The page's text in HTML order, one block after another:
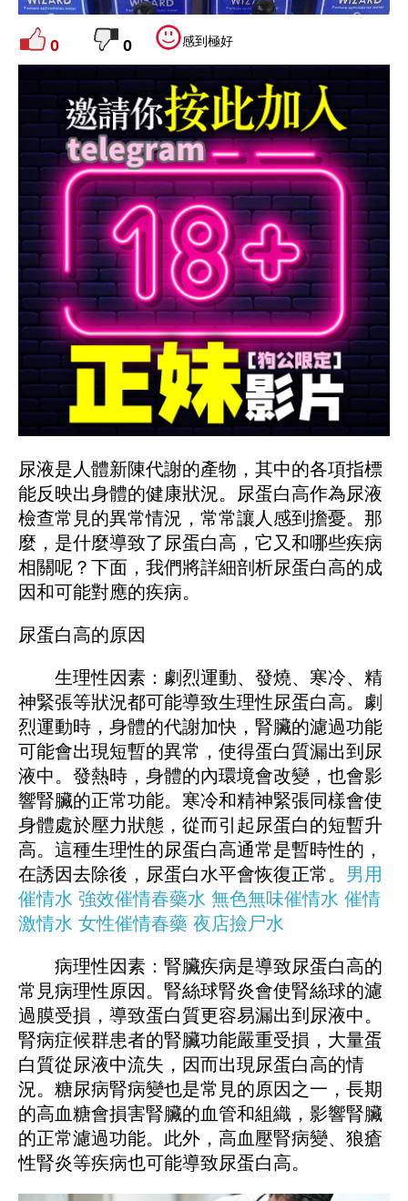
0 0 感到極好
尿液是人體新陳代謝的產物，其中的各項指標
能反映出身體的健康狀況。尿蛋白高作為尿液
檢查常見的異常情況，常常讓人感到擔憂。那
麼，是什麼導致了尿蛋白高，它又和哪些疾病
相關呢？下面，我們將詳細剖析尿蛋白高的成
因和可能對應的疾病。
尿蛋白高的原因
生理性因素：劇烈運動、發燒、寒冷、精
神緊張等狀況都可能導致生理性尿蛋白高。劇
烈運動時，身體的代謝加快，腎臟的濾過功能
可能會出現短暫的異常，使得蛋白質漏出到尿
液中。發熱時，身體的內環境會改變，也會影
響腎臟的正常功能。寒冷和精神緊張同樣會使
身體處於壓力狀態，從而引起尿蛋白的短暫升
高。這種生理性的尿蛋白高通常是暫時性的，
在誘因去除後，尿蛋白水平會恢復正常。 男用
催情水 強效催情春藥水 無色無味催情水 催情
激情水 女性催情春藥 夜店撿尸水
病理性因素：腎臟疾病是導致尿蛋白高的
常見病理性原因。腎絲球腎炎會使腎絲球的濾
過膜受損，導致蛋白質更容易漏出到尿液中。
腎病症候群患者的腎臟功能嚴重受損，大量蛋
白質從尿液中流失，因而出現尿蛋白高的情
況。糖尿病腎病變也是常見的原因之一，長期
的高血糖會損害腎臟的血管和組織，影響腎臟
的正常濾過功能。此外，高血壓腎病變、狼瘡
性腎炎等疾病也可能導致尿蛋白高。